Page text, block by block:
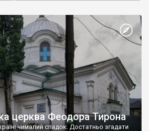
Христа
церква Феодора Тирона
чималий спадок. Достатньо згадати